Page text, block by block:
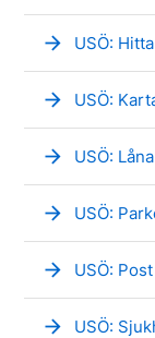
arrow_forward USÖ:
arrow_forward USÖ:
arrow_forward USÖ:
arrow_forward USÖ:
arrow_forward USÖ: Post
arrow_forward USÖ: